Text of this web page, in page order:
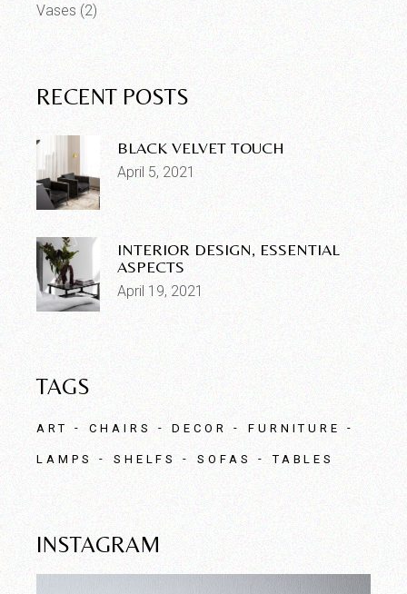
Vases(2)
RECENT POSTS
BLACK VELVET TOUCH
April 5, 2021
INTERIOR DESIGN, ESSENTIAL
ASPECTS
April 19, 2021
TAGS
ART CHAIRS DECOR FURNITURE
LAMPS SHELFS SOFAS TABLES
INSTAGRAM